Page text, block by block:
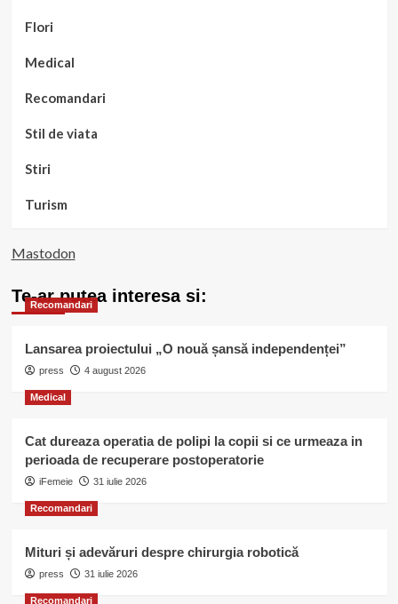
Flori
Medical
Recomandari
Stil de viata
Stiri
Turism
Mastodon
Te-ar putea interesa si:
Recomandari
Lansarea proiectului „O nouă șansă independenței”
press 4 august 2026
Medical
Cat dureaza operatia de polipi la copii si ce urmeaza in
perioada de recuperare postoperatorie
iFemeie 31 iulie 2026
Recomandari
Mituri și adevăruri despre chirurgia robotică
press 31 iulie 2026
Recomandari